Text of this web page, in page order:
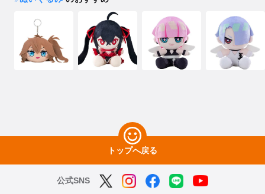
種類を選択
【再販】 ぬいぐるみ MyGO!!!!! 高松 燈 制服Ver. -
2026年10月発売予定
予約受付中
【再販】 ぬいぐるみ MyGO!!!!! 要 楽奈 制服Ver. -
トップへ戻る
公式SNS